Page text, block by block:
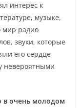
интерес к
музыке,
мир радио
звуки, которые
его сердце
невероятными
в очень молодом